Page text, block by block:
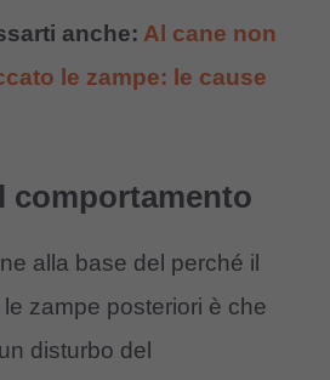
anche: Al cane non
le zampe: le cause
comportamento
alla base del perché il
zampe posteriori è che
disturbo del